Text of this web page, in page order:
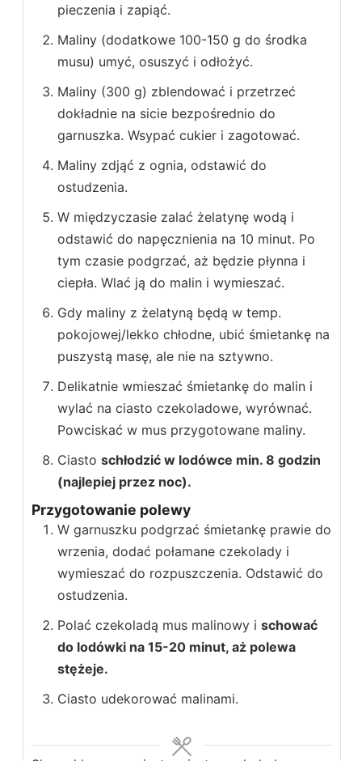
pieczenia i zapiąć.
Maliny (dodatkowe 100-150 g do środka
musu) umyć, osuszyć i odłożyć.
Maliny (300 g) zblendować i przetrzeć
dokładnie na sicie bezpośrednio do
garnuszka. Wsypać cukier i zagotować.
Maliny zdjąć z ognia, odstawić do
ostudzenia.
W międzyczasie zalać żelatynę wodą i
odstawić do napęcznienia na 10 minut. Po
tym czasie podgrzać, aż będzie płynna i
ciepła. Wlać ją do malin i wymieszać.
Gdy maliny z żelatyną będą w temp.
pokojowej/lekko chłodne, ubić śmietankę na
puszystą masę, ale nie na sztywno.
Delikatnie wmieszać śmietankę do malin i
wylać na ciasto czekoladowe, wyrównać.
Powciskać w mus przygotowane maliny.
Ciasto schłodzić w lodówce min. 8 godzin
(najlepiej przez noc).
Przygotowanie polewy
W garnuszku podgrzać śmietankę prawie do
wrzenia, dodać połamane czekolady i
wymieszać do rozpuszczenia. Odstawić do
ostudzenia.
Polać czekoladą mus malinowy i schować
do lodówki na 15-20 minut, aż polewa
stężeje.
Ciasto udekorować malinami.